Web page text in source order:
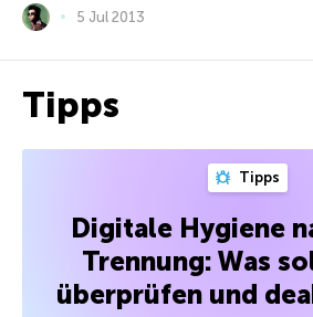
5 Jul 2013
Tipps
Tipps
Digitale Hygiene
Trennung: Was
überprüfen und